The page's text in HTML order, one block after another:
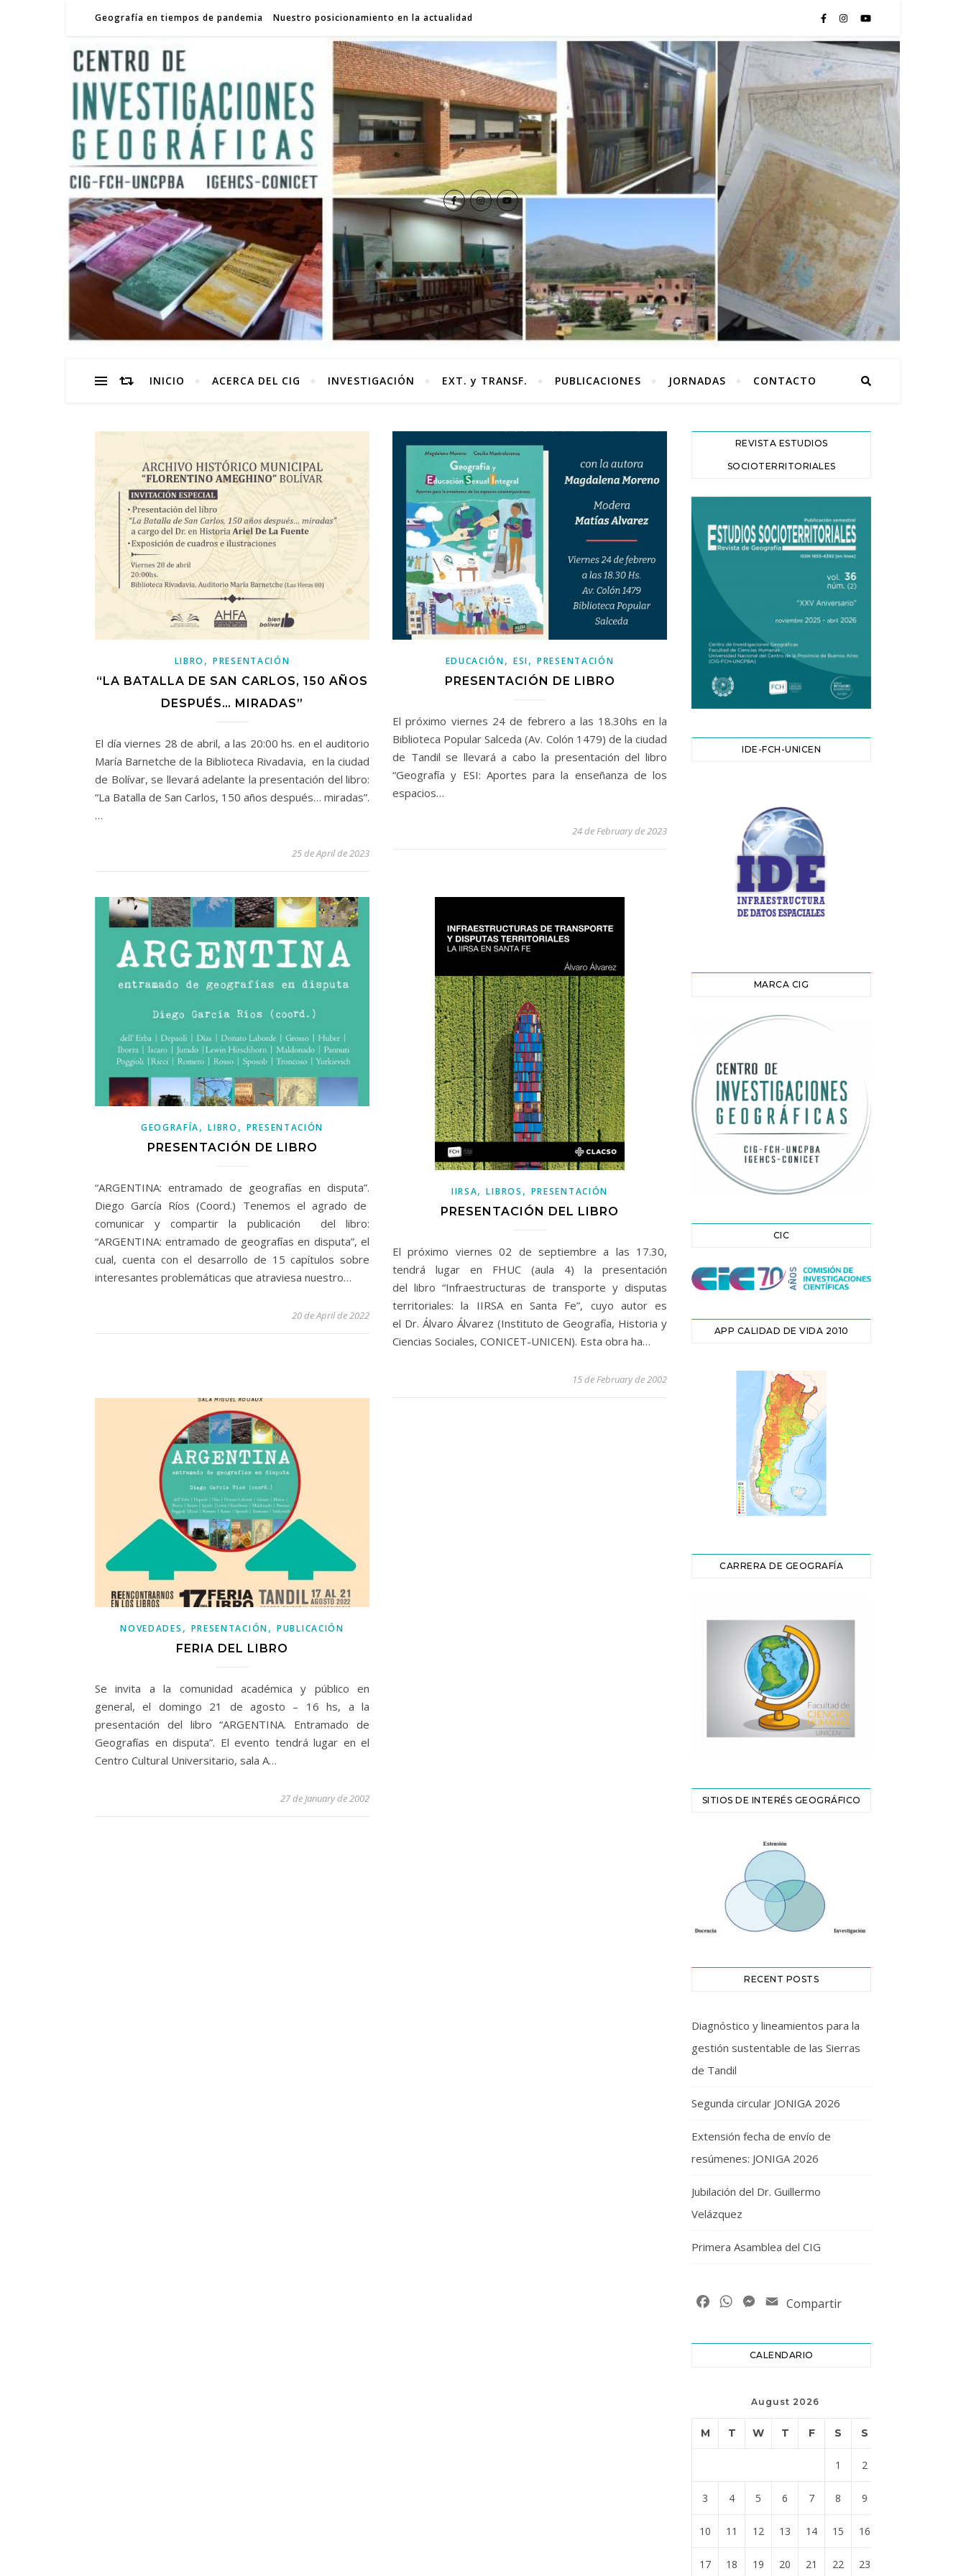
Geografía en tiempos de pandemia Nuestro posicionamiento en la actualidad
INICIO ACERCA DEL CIG INVESTIGACIÓN EXT. y TRANSF. PUBLICACIONES JORNADAS CONTACTO
LIBRO ,PRESENTACIÓN
“LA BATALLA DE SAN CARLOS, 150 AÑOS
DESPUÉS… MIRADAS”
El día viernes 28 de abril, a las 20:00 hs. en el auditorio
María Barnetche de la Biblioteca Rivadavia, en la ciudad
de Bolívar, se llevará adelante la presentación del libro:
“La Batalla de San Carlos, 150 años después… miradas”.
…
25 de April de 2023
EDUCACIÓN, ESI, PRESENTACIÓN
PRESENTACIÓN DE LIBRO
El próximo viernes 24 de febrero a las 18.30hs en la
Biblioteca Popular Salceda (Av. Colón 1479) de la ciudad
de Tandil se llevará a cabo la presentación del libro
“Geografía y ESI: Aportes para la enseñanza de los
espacios…
24 de February de 2023
GEOGRAFÍA,LIBRO , PRESENTACIÓN
PRESENTACIÓN DE LIBRO
“ARGENTINA: entramado de geografías en disputa”.
Diego García Ríos (Coord.) Tenemos el agrado de
comunicar y compartir la publicación del libro:
“ARGENTINA: entramado de geografías en disputa”, el
cual, cuenta con el desarrollo de 15 capítulos sobre
interesantes problemáticas que atraviesa nuestro…
20 de April de 2022
IIRSA,LIBROS , PRESENTACIÓN
PRESENTACIÓN DEL LIBRO
El próximo viernes 02 de septiembre a las 17.30,
tendrá lugar en FHUC (aula 4) la presentación
del libro “Infraestructuras de transporte y disputas
territoriales: la IIRSA en Santa Fe”, cuyo autor es
el Dr. Álvaro Álvarez (Instituto de Geografía, Historia y
Ciencias Sociales, CONICET-UNICEN). Esta obra ha…
15 de February de 2002
NOVEDADES , PRESENTACIÓN, PUBLICACIÓN
FERIA DEL LIBRO
Se invita a la comunidad académica y público en
general, el domingo 21 de agosto – 16 hs, a la
presentación del libro “ARGENTINA. Entramado de
Geografías en disputa”. El evento tendrá lugar en el
Centro Cultural Universitario, sala A…
27 de January de 2002
REVISTA ESTUDIOS
SOCIOTERRITORIALES
IDE-FCH-UNICEN
MARCA CIG
CIC
APP CALIDAD DE VIDA 2010
CARRERA DE GEOGRAFÍA
SITIOS DE INTERÉS GEOGRÁFICO
RECENT POSTS
Diagnóstico y lineamientos para la
gestión sustentable de las Sierras
de Tandil
Segunda circular JONIGA 2026
Extensión fecha de envío de
resúmenes: JONIGA 2026
Jubilación del Dr. Guillermo
Velázquez
Primera Asamblea del CIG
FacebookWhatsAppMessenger
Email
Compartir
CALENDARIO
August 2026
M T W T F S S
1 2
3 4 5 6 7 8 9
10 11 12 13 14 15 16
17 18 19 20 21 22 23